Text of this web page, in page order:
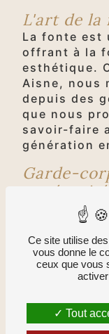
L'art de la
La fonte est
offrant à la
esthétique.
Aisne, nous
depuis des
que nous
savoir-faire
génération
Garde-
et sécurité
garde-
fois
pour
balcon ou
garde-
touche de
espace tout
lieux.
Ce site utilise
vous donne le
ceux que vous
activer
Tout